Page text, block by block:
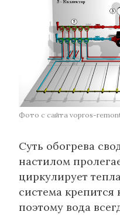
Фото с сайта vopros-
Суть обогрева
настилом
циркулирует
система крепится
поэтому вода